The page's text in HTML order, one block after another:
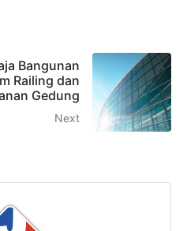
Bangunan
Railing dan
Gedung
Next